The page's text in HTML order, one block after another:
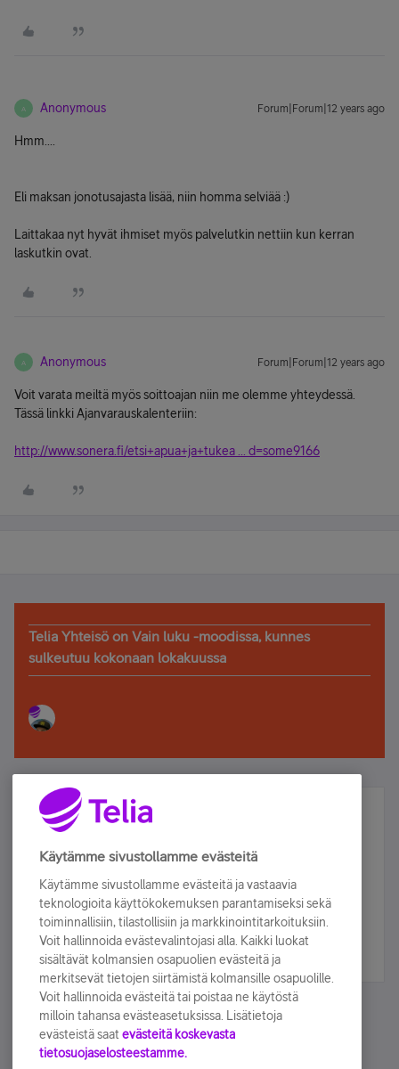
A Anonymous Forum|Forum|12 years ago
Hmm....
Eli maksan jonotusajasta lisää, niin homma selviää :)
Laittakaa nyt hyvät ihmiset myös palvelutkin nettiin kun kerran
laskutkin ovat.
A Anonymous Forum|Forum|12 years ago
Voit varata meiltä myös soittoajan niin me olemme yhteydessä.
Tässä linkki Ajanvarauskalenteriin:
http://www.sonera.fi/etsi+apua+ja+tukea ... d=some9166
Telia Yhteisö on Vain luku -moodissa, kunnes
sulkeutuu kokonaan lokakuussa
Älä jää paitsi – osallistu ja voita!
Tilaa Telian uutiskirje ja olet mukana arvonnassa.
sähköpostiisi.
Tilaa nyt
Käytämme sivustollamme evästeitä
Käytämme sivustollamme evästeitä ja vastaavia
teknologioita käyttökokemuksen parantamiseksi sekä
toiminnallisiin, tilastollisiin ja markkinointitarkoituksiin.
Voit hallinnoida evästevalintojasi alla. Kaikki luokat
sisältävät kolmansien osapuolien evästeitä ja
merkitsevät tietojen siirtämistä kolmansille osapuolille.
Voit hallinnoida evästeitä tai poistaa ne käytöstä
milloin tahansa evästeasetuksissa. Lisätietoja
evästeistä saat evästeitä koskevasta
tietosuojaselosteestamme.